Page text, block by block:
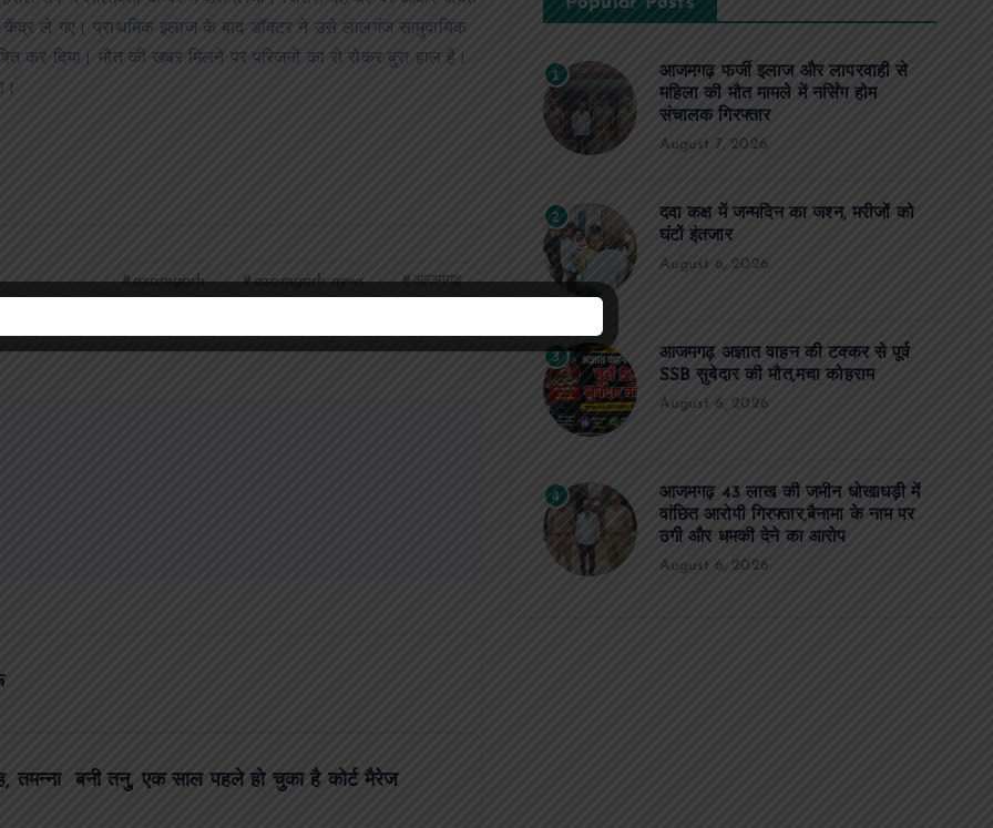
ले गए। प्राथमिक इलाज के बाद डॉक्टर ने उसे लालगंज सामुदायिक
दिया। मौत की खबर मिलने पर परिजनों का रो रोकर बुरा हाल है।
azamgarh azamgarh news आज़मगढ़
तमन्ना बनी तनु, एक साल पहले हो चुका है कोर्ट मैरेज
1
आजमगढ़ फर्जी इलाज और लापरवाही से
महिला की मौत मामले में नर्सिंग होम
संचालक गिरफ्तार
August 7, 2026
2
दवा कक्ष में जन्मदिन का जश्न, मरीजों को
घंटों इंतजार
August 6, 2026
3
आजमगढ़ अज्ञात वाहन की टक्कर से पूर्व
SSB सुबेदार की मौत,मचा कोहराम
August 6, 2026
4
आजमगढ़ 43 लाख की जमीन धोखाधड़ी में
वांछित आरोपी गिरफ्तार,बैनामा के नाम पर
ठगी और धमकी देने का आरोप
August 6, 2026